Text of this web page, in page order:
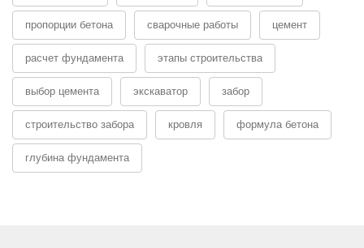
пропорции бетона сварочные работы цемент
расчет фундамента этапы строительства
выбор цемента экскаватор забор
строительство забора кровля формула бетона
глубина фундамента